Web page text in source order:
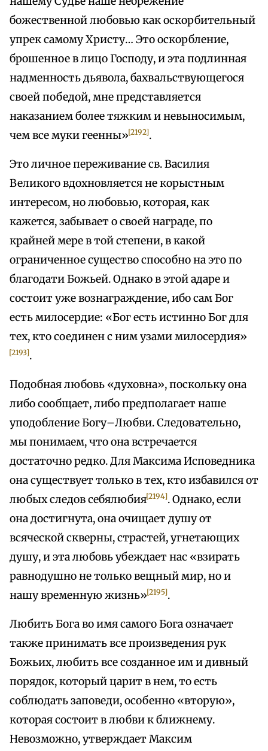
божественной любовью как оскорбительный
упрек самому Христу… Это оскорбление,
брошенное в лицо Господу, и эта подлинная
надменность дьявола, бахвальствующегося
своей победой, мне представляется
наказанием более тяжким и невыносимым,
чем все муки геенны»[2192].
Это личное переживание св. Василия
Великого вдохновляется не корыстным
интересом, но любовью, которая, как
кажется, забывает о своей награде, по
крайней мере в той степени, в какой
ограниченное существо способно на это по
благодати Божьей. Однако в этой адаре и
состоит уже вознаграждение, ибо сам Бог
есть милосердие: «Бог есть истинно Бог для
тех, кто соединен с ним узами милосердия»
[2193].
Подобная любовь «духовна», поскольку она
либо сообщает, либо предполагает наше
уподобление Богу–Любви. Следовательно,
мы понимаем, что она встречается
достаточно редко. Для Максима Исповедника
она существует только в тех, кто избавился от
любых следов себялюбия[2194]. Однако, если
она достигнута, она очищает душу от
всяческой скверны, страстей, угнетающих
душу, и эта любовь убеждает нас «взирать
равнодушно не только вещный мир, но и
нашу временную жизнь»[2195].
Любить Бога во имя самого Бога означает
также принимать все произведения рук
Божьих, любить все созданное им и дивный
порядок, который царит в нем, то есть
соблюдать заповеди, особенно «вторую»,
которая состоит в любви к ближнему.
Невозможно, утверждает Максим